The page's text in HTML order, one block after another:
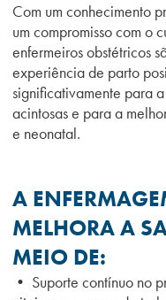
Com um conhecimento
um compromisso com o
enfermeiros obstétricos
experiência de parto
significativamente para
acintosas e para a
e neonatal.
A
MELHORA A
MEIO DE:
• Suporte contínuo no